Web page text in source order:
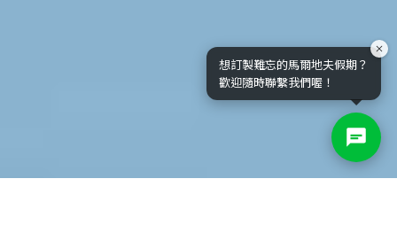
想訂製難忘的馬爾地夫假期？
歡迎隨時聯繫我們喔！